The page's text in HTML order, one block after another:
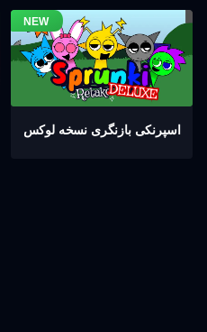
اسپرنکی بازنگری نسخه لوکس